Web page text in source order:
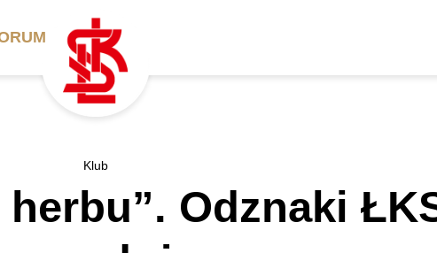
Aktualności
Kadra trenerska
Bilety VIP/Skybox
Oferta komercyjna
Biuro prasowe
Do pobrania
Klub
Odznaki